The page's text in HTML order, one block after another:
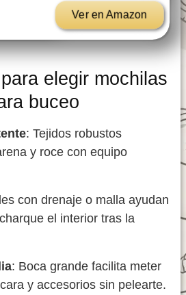
Ver en Amazon
elegir mochilas
buceo
: Tejidos robustos
y roce con equipo
con drenaje o malla ayudan
el interior tras la
: Boca grande facilita meter
y accesorios sin pelearte.